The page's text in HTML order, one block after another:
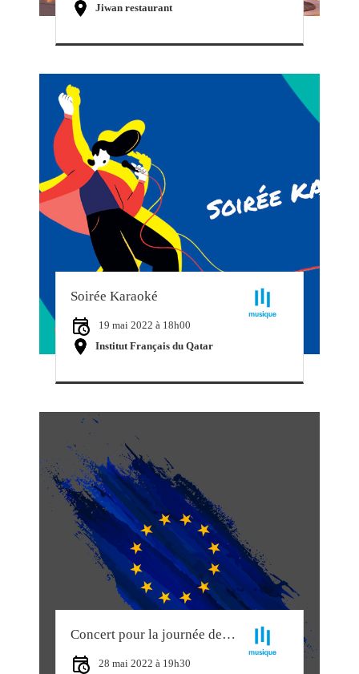
Jiwan restaurant
Soirée Karaoké
19 mai 2022 à 18h00
Institut Français du Qatar
Concert pour la journée de l’Europe
28 mai 2022 à 19h30